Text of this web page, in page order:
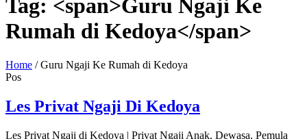
Tag: <span>Guru Ngaji Ke
Rumah di Kedoya</span>
Home /Guru Ngaji Ke Rumah di Kedoya
Pos
Les Privat Ngaji Di Kedoya
Les Privat Ngaji di Kedoya | Privat Ngaji Anak, Dewasa, Pemula